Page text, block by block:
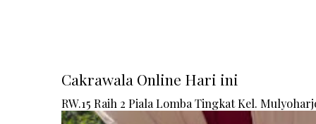
Cakrawala Online Hari ini
RW.15 Raih 2 Piala Lomba Tingkat Kel.